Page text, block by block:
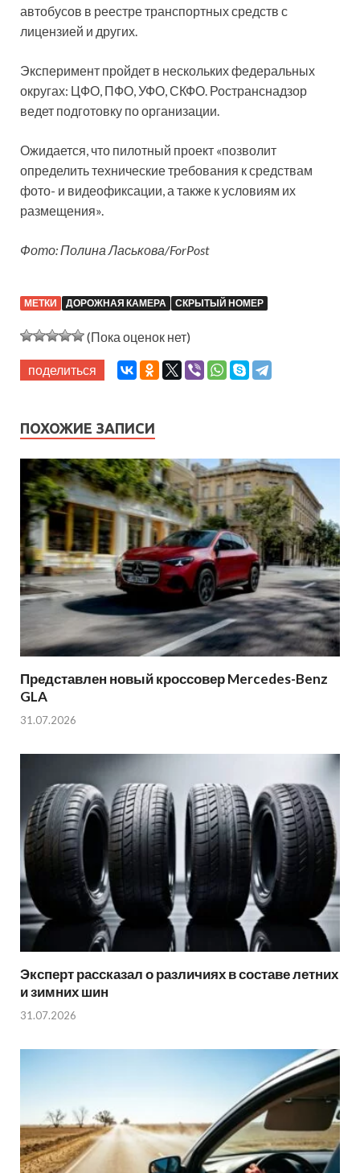
автобусов в реестре транспортных средств с
лицензией и других.
Эксперимент пройдет в нескольких федеральных
округах: ЦФО, ПФО, УФО, СКФО. Ространснадзор
ведет подготовку по организации.
Ожидается, что пилотный проект «позволит
определить технические требования к средствам
фото- и видеофиксации, а также к условиям их
размещения».
Фото: Полина Ласькова/ForPost
МЕТКИ ДОРОЖНАЯ КАМЕРА СКРЫТЫЙ НОМЕР
(Пока оценок нет)
поделиться
ПОХОЖИЕ ЗАПИСИ
Представлен новый кроссовер Mercedes-Benz
GLA
31.07.2026
Эксперт рассказал о различиях в составе летних
и зимних шин
31.07.2026